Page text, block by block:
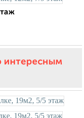
интересным